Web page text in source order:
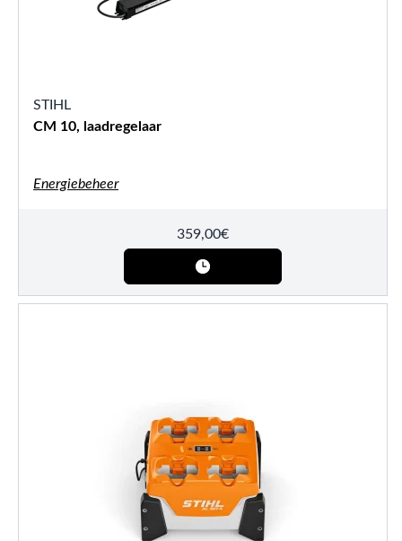
STIHL
CM 10, laadregelaar
Energiebeheer
359,00€